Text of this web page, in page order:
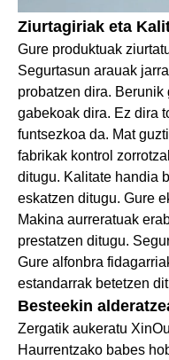
Ziurtagiriak eta
Gure produktuak
Segurtasun arauak
probatzen dira.
gabekoak dira. Ez dira
funtsezkoa da. Mat
fabrikak kontrol
ditugu. Kalitate handia
eskatzen ditugu. Gure
Makina aurreratuak
prestatzen ditugu.
Gure alfonbra
estandarrak betetzen
Besteekin
Zergatik aukeratu
Haurrentzako babes